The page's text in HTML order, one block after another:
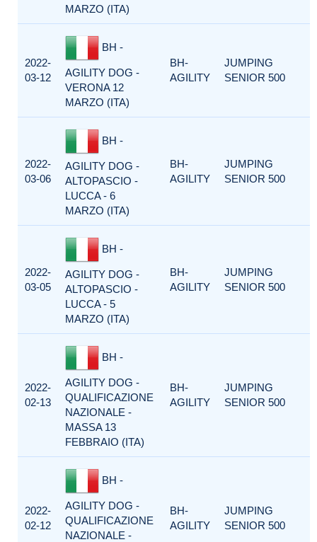
MARZO (ITA)
2022-
03-12
BH -
AGILITY DOG -
VERONA 12
MARZO (ITA)
BH-
AGILITY
JUMPING
SENIOR 500
2022-
03-06
BH -
AGILITY DOG -
ALTOPASCIO -
LUCCA - 6
MARZO (ITA)
BH-
AGILITY
JUMPING
SENIOR 500
2022-
03-05
BH -
AGILITY DOG -
ALTOPASCIO -
LUCCA - 5
MARZO (ITA)
BH-
AGILITY
JUMPING
SENIOR 500
2022-
02-13
BH -
AGILITY DOG -
QUALIFICAZIONE
NAZIONALE -
MASSA 13
FEBBRAIO (ITA)
BH-
AGILITY
JUMPING
SENIOR 500
2022-
02-12
BH -
AGILITY DOG -
QUALIFICAZIONE
NAZIONALE -
BH-
AGILITY
JUMPING
SENIOR 500